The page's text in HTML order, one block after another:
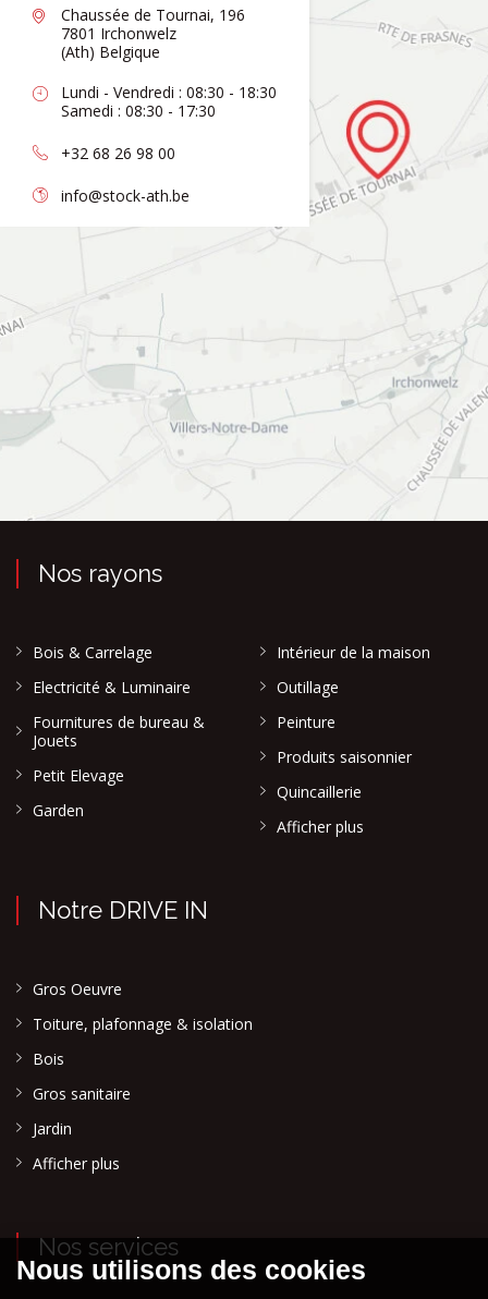
Chaussée de Tournai, 196
7801 Irchonwelz
(Ath) Belgique
Lundi - Vendredi : 08:30 - 18:30
Samedi : 08:30 - 17:30
+32 68 26 98 00
info@stock-ath.be
Nos rayons
Bois & Carrelage
Electricité & Luminaire
Fournitures de bureau &
Jouets
Petit Elevage
Garden
Intérieur de la maison
Outillage
Peinture
Produits saisonnier
Quincaillerie
Afficher plus
Notre DRIVE IN
Gros Oeuvre
Toiture, plafonnage & isolation
Bois
Gros sanitaire
Jardin
Afficher plus
Nos services